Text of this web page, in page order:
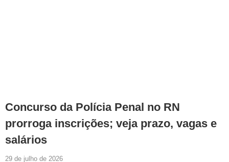
Concurso da Polícia Penal no RN
prorroga inscrições; veja prazo, vagas e
salários
29 de julho de 2026